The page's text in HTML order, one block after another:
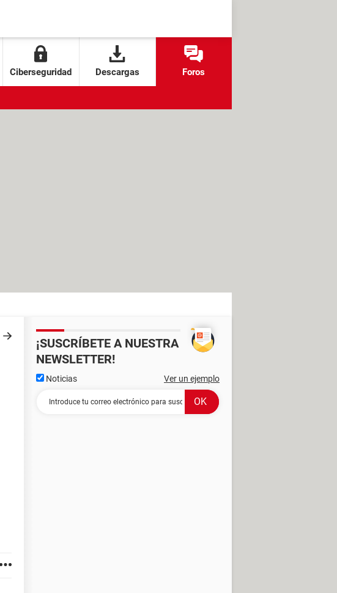
Ciberseguridad Descargas Foros
¡SUSCRÍBETE A NUESTRA
NEWSLETTER!
Noticias Ver un ejemplo